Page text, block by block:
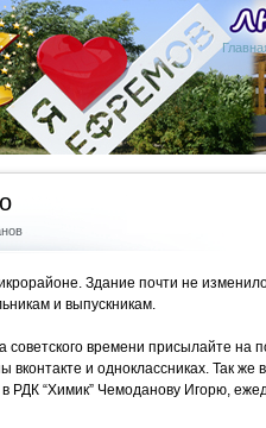
Здание почти не
и выпускникам.
времени присылайте на
вконтакте и одноклассниках. Так
РДК “Химик” Чемоданову Игорю,